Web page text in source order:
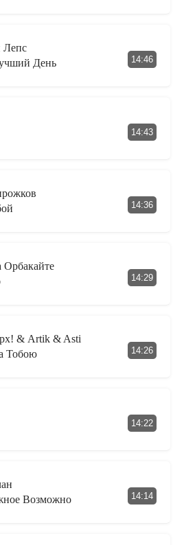
Лепс
День
14:46
14:43
14:36
Орбакайте
14:29
& Artik & Asti
Тобою
14:26
14:22
Возможно
14:14